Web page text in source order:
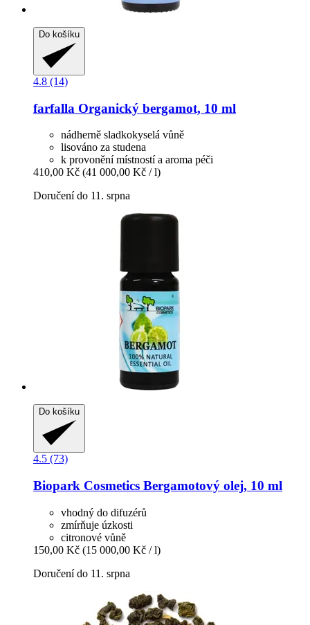
Do košíku
4.8 (14)
farfalla Organický bergamot, 10 ml
nádherně sladkokyselá vůně
lisováno za studena
k provonění místností a aroma péči
410,00 Kč (41 000,00 Kč / l)
Doručení do 11. srpna
Do košíku
4.5 (73)
Biopark Cosmetics Bergamotový olej, 10 ml
vhodný do difuzérů
zmírňuje úzkosti
citronové vůně
150,00 Kč (15 000,00 Kč / l)
Doručení do 11. srpna